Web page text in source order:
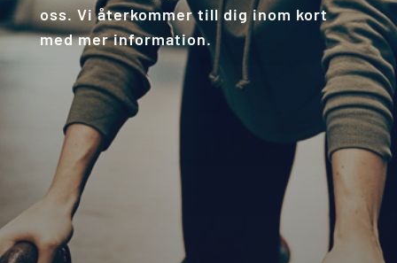
oss. Vi återkommer till dig inom kort
med mer information.